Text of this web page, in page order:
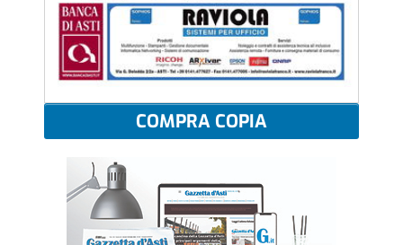
COMPRA COPIA